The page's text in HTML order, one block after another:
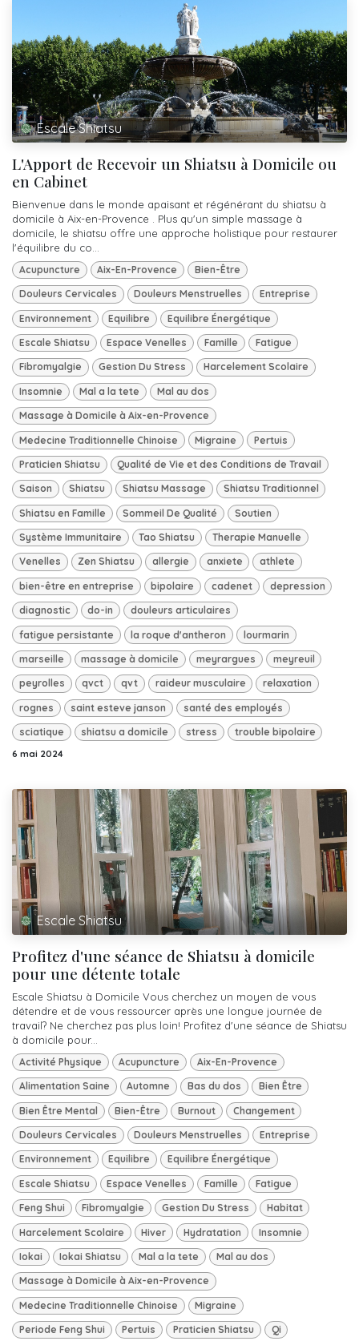
Escale Shiatsu
L'Apport de Recevoir un Shiatsu à Domicile ou
en Cabinet
Bienvenue dans le monde apaisant et régénérant du shiatsu à
domicile à Aix-en-Provence . Plus qu'un simple massage à
domicile, le shiatsu offre une approche holistique pour restaurer
l'équilibre du co...
Acupuncture Aix-En-Provence Bien-Être
Douleurs Cervicales Douleurs Menstruelles Entreprise
Environnement Equilibre Equilibre Énergétique
Escale Shiatsu Espace Venelles Famille Fatigue
Fibromyalgie Gestion Du Stress Harcelement Scolaire
Insomnie Mal a la tete Mal au dos
Massage à Domicile à Aix-en-Provence
Medecine Traditionnelle Chinoise Migraine Pertuis
Praticien Shiatsu Qualité de Vie et des Conditions de Travail
Saison Shiatsu Shiatsu Massage Shiatsu Traditionnel
Shiatsu en Famille Sommeil De Qualité Soutien
Système Immunitaire Tao Shiatsu Therapie Manuelle
Venelles Zen Shiatsu allergie anxiete athlete
bien-être en entreprise bipolaire cadenet depression
diagnostic do-in douleurs articulaires
fatigue persistante la roque d'antheron lourmarin
marseille massage à domicile meyrargues meyreuil
peyrolles qvct qvt raideur musculaire relaxation
rognes saint esteve janson santé des employés
sciatique shiatsu a domicile stress trouble bipolaire
6 mai 2024
Escale Shiatsu
Profitez d'une séance de Shiatsu à domicile
pour une détente totale
Escale Shiatsu à Domicile Vous cherchez un moyen de vous
détendre et de vous ressourcer après une longue journée de
travail? Ne cherchez pas plus loin! Profitez d'une séance de Shiatsu
à domicile pour...
Activité Physique Acupuncture Aix-En-Provence
Alimentation Saine Automne Bas du dos Bien Être
Bien Être Mental Bien-Être Burnout Changement
Douleurs Cervicales Douleurs Menstruelles Entreprise
Environnement Equilibre Equilibre Énergétique
Escale Shiatsu Espace Venelles Famille Fatigue
Feng Shui Fibromyalgie Gestion Du Stress Habitat
Harcelement Scolaire Hiver Hydratation Insomnie
Iokai Iokai Shiatsu Mal a la tete Mal au dos
Massage à Domicile à Aix-en-Provence
Medecine Traditionnelle Chinoise Migraine
Periode Feng Shui Pertuis Praticien Shiatsu Qi